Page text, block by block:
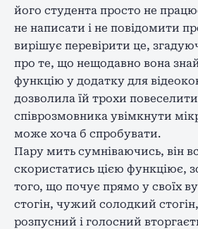
його студента просто не
не написати і не повідомити
вирішує перевірити це,
про те, що нещодавно вона
функцію у додатку для
дозволила їй трохи
співрозмовника увімкнути
може хоча б спробувати.
Пару мить сумніваючись, він
скористатись цією функціює,
того, що почує прямо у своїх
стогін, чужий солодкий
розпусний і голосний